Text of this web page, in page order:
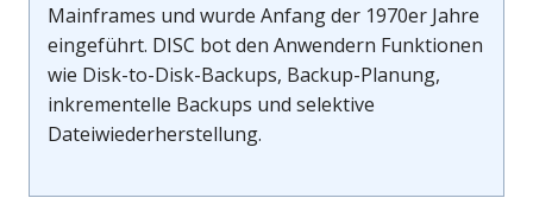
Mainframes und wurde Anfang der 1970er Jahre
eingeführt. DISC bot den Anwendern Funktionen
wie Disk-to-Disk-Backups, Backup-Planung,
inkrementelle Backups und selektive
Dateiwiederherstellung.